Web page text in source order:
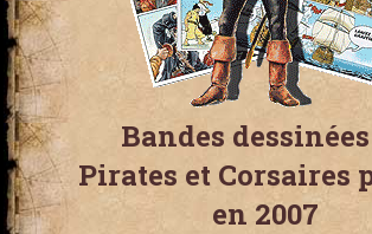
Bandes
Pirates et Corsaires
en 2007